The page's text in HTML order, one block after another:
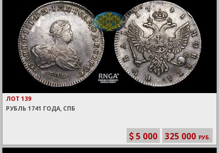
ЛОТ 139
РУБЛЬ 1741 ГОДА, СПБ
5 000 325 000 РУБ.